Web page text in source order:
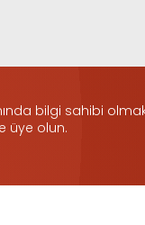
bilgi sahibi
üye olun.